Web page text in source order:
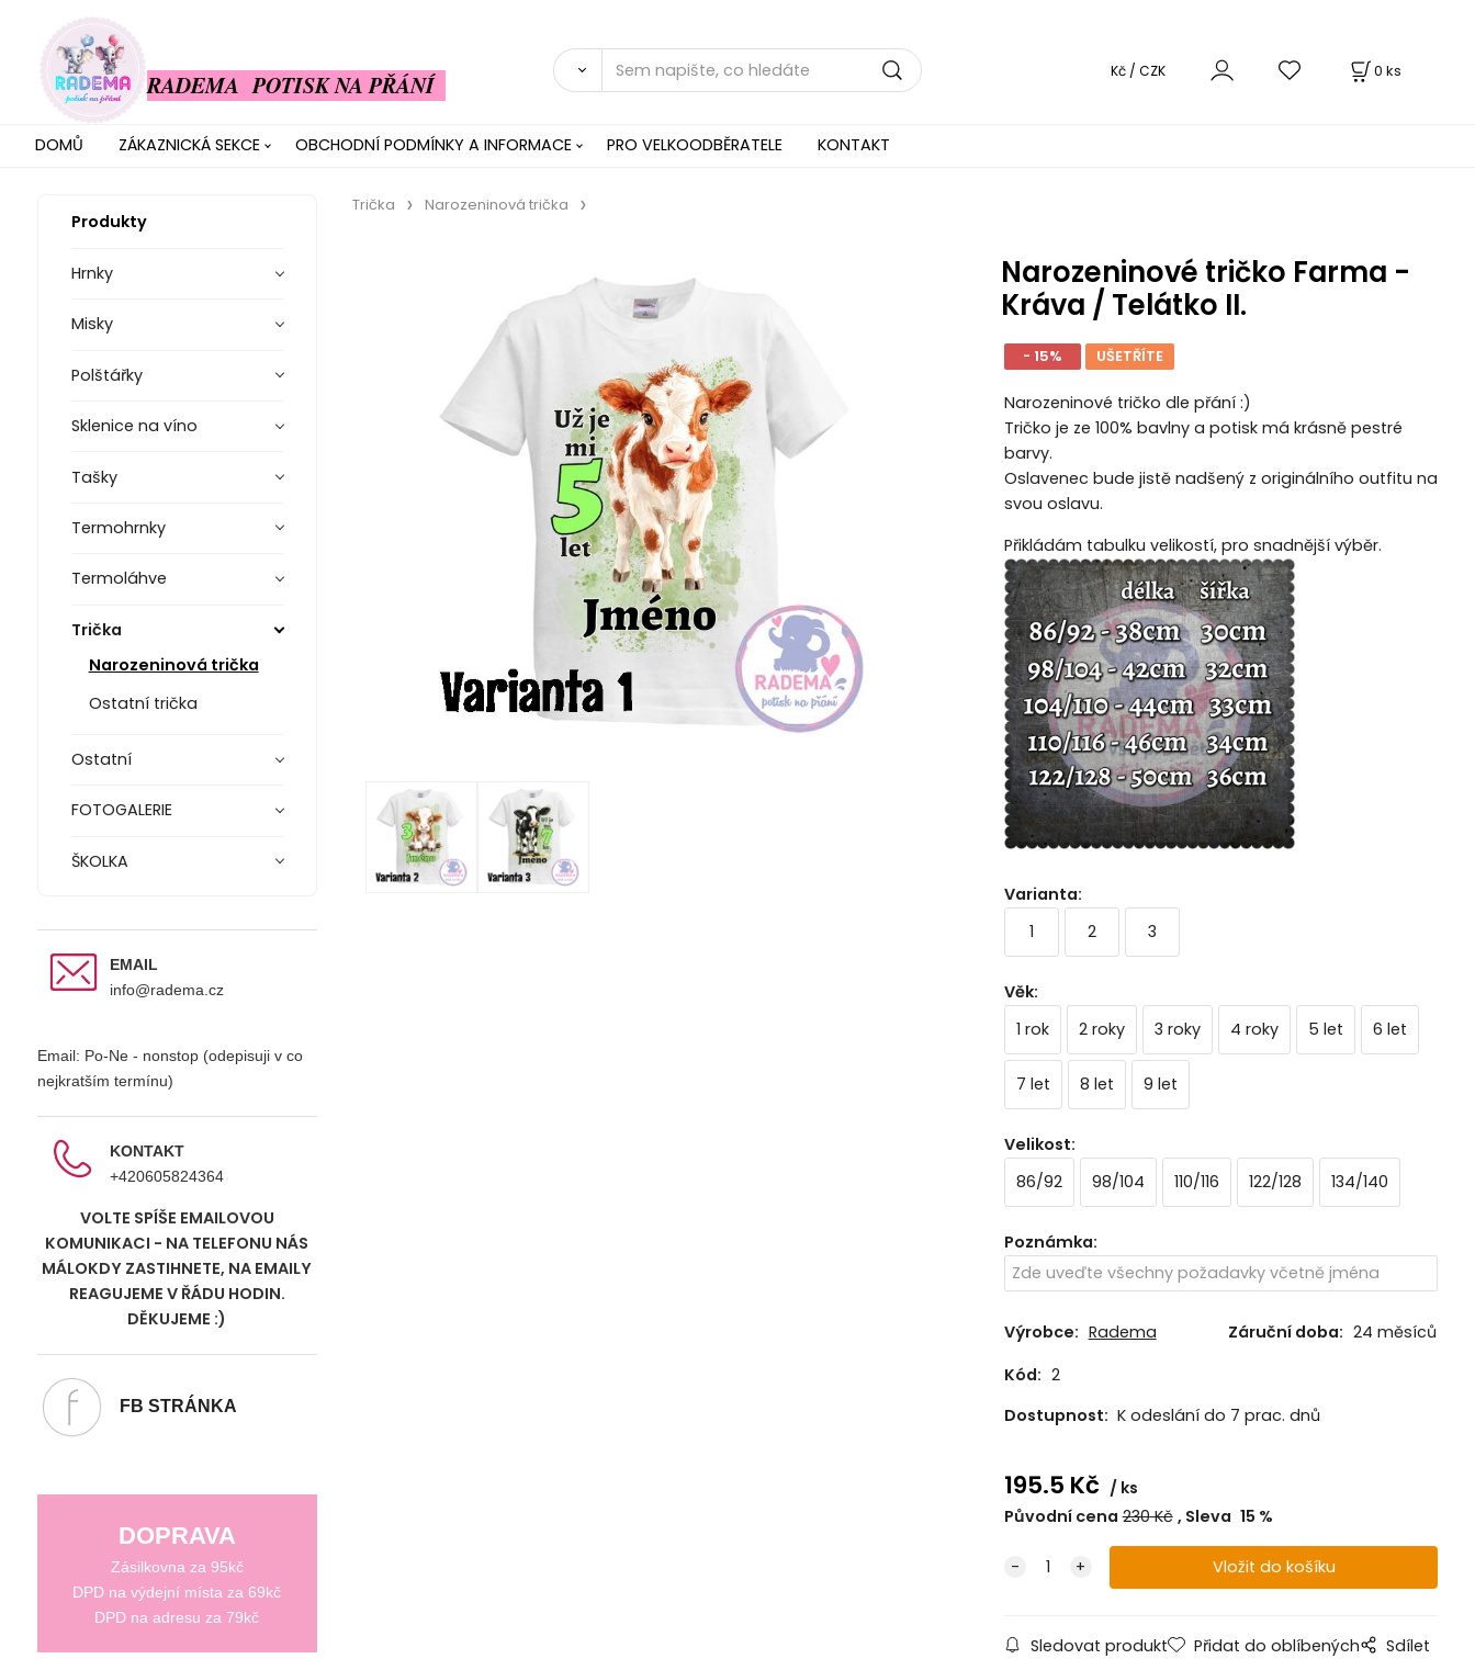
RADEMA POTISK NA PŘÁNÍ 0 ks
Kč / CZK
DOMŮ ZÁKAZNICKÁ SEKCE OBCHODNÍ PODMÍNKY A INFORMACE PRO VELKOODBĚRATELE KONTAKT
Produkty
Hrnky
Misky
Polštářky
Sklenice na víno
Tašky
Termohrnky
Termoláhve
Trička
Narozeninová trička
Ostatní trička
Ostatní
FOTOGALERIE
ŠKOLKA
EMAIL
info@radema.cz
Email: Po-Ne - nonstop (odepisuji v co
nejkratším termínu)
KONTAKT
+420605824364
VOLTE SPÍŠE EMAILOVOU
KOMUNIKACI - NA TELEFONU NÁS
MÁLOKDY ZASTIHNETE, NA EMAILY
REAGUJEME V ŘÁDU HODIN.
DĚKUJEME :)
FB STRÁNKA
DOPRAVA
Zásilkovna za 95kč
DPD na výdejní místa za 69kč
DPD na adresu za 79kč
Trička Narozeninová trička
Narozeninové tričko Farma -
Kráva / Telátko II.
- 15% UŠETŘÍTE
Narozeninové tričko dle přání :)
Tričko je ze 100% bavlny a potisk má krásně pestré
barvy.
Oslavenec bude jistě nadšený z originálního outfitu na
svou oslavu.
Přikládám tabulku velikostí, pro snadnější výběr.
Varianta:
1
2 3
Věk:
1 rok
2 roky 3 roky 4 roky 5 let 6 let
7 let 8 let 9 let
Velikost:
86/92
98/104 110/116 122/128 134/140
Poznámka:
Výrobce: Radema Záruční doba: 24 měsíců
Kód: 2
Dostupnost: K odeslání do 7 prac. dnů
195.5 Kč
ks
Původní cena 230Kč Sleva 15 %
Sledovat produkt Přidat do oblíbených Sdílet